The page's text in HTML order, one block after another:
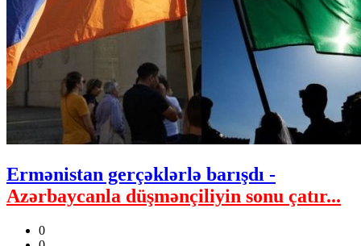
Ermənistan gerçəklərlə barışdı -
Azərbaycanla düşmənçiliyin sonu çatır...
0